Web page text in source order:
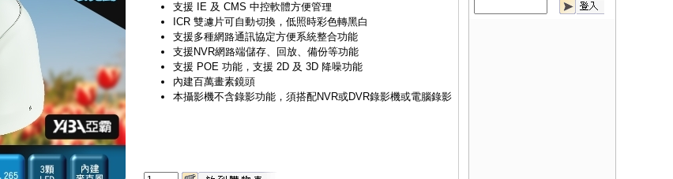
支援 IE 及 CMS 中控軟體方便管理
ICR 雙濾片可自動切換，低照時彩色轉黑白
支援多種網路通訊協定方便系統整合功能
支援NVR網路端儲存、回放、備份等功能
支援 POE 功能，支援 2D 及 3D 降噪功能
內建百萬畫素鏡頭
本攝影機不含錄影功能，須搭配NVR或DVR錄影機或電腦錄影